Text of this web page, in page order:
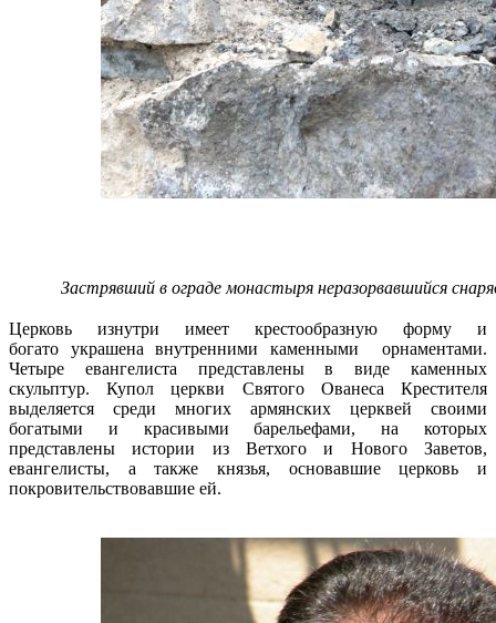
Застрявший в ограде монастыря неразорвавшийся
Церковь изнутри имеет крестообразную форму и
богато украшена внутренними каменными орнаментами.
Четыре евангелиста представлены в виде каменных
скульптур. Купол церкви Святого Ованеса Крестителя
выделяется среди многих армянских церквей своими
богатыми и красивыми барельефами, на которых
представлены истории из Ветхого и Нового Заветов,
евангелисты, а также князья, основавшие церковь и
покровительствовавшие ей.